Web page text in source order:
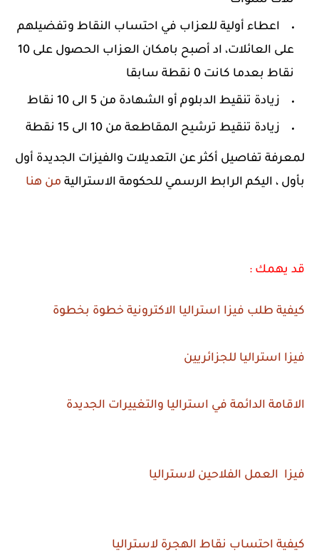
اعطاء أولية للعزاب في احتساب النقاط وتفضيلهم
على العائلات، اد أصبح بامكان العزاب الحصول على 10
نقاط بعدما كانت 0 نقطة سابقا
زيادة تنقيط الدبلوم أو الشهادة من 5 الى 10 نقاط
زيادة تنقيط ترشيح المقاطعة من 10 الى 15 نقطة
لمعرفة تفاصيل أكثر عن التعديلات والفيزات الجديدة أول
بأول ، اليكم الرابط الرسمي للحكومة الاسترالية من هنا
قد يهمك :
كيفية طلب فيزا استراليا الاكترونية خطوة بخطوة
فيزا استراليا للجزائريين
الاقامة الدائمة في استراليا والتغييرات الجديدة
فيزا العمل الفلاحين لاستراليا
كيفية احتساب نقاط الهجرة لاستراليا